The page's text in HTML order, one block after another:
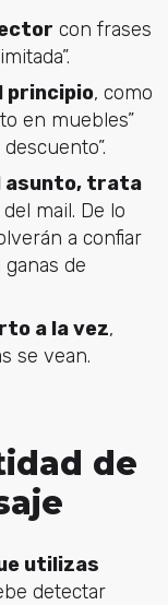
con frases
principio, como
en muebles”
asunto, trata
mail. De lo
a confiar
de
a la vez,
se vean.
de
utilizas
detectar